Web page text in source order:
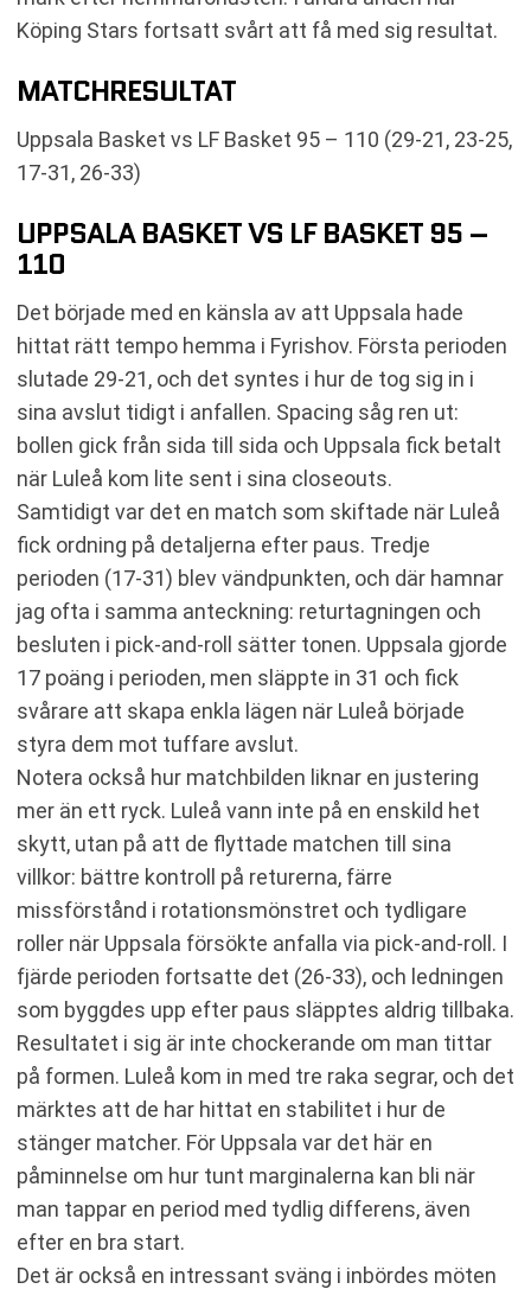
Köping Stars fortsatt svårt att få med sig resultat.
MATCHRESULTAT
Uppsala Basket vs LF Basket 95 – 110 (29-21, 23-25,
17-31, 26-33)
UPPSALA BASKET VS LF BASKET 95 –
110
Det började med en känsla av att Uppsala hade
hittat rätt tempo hemma i Fyrishov. Första perioden
slutade 29-21, och det syntes i hur de tog sig in i
sina avslut tidigt i anfallen. Spacing såg ren ut:
bollen gick från sida till sida och Uppsala fick betalt
när Luleå kom lite sent i sina closeouts.
Samtidigt var det en match som skiftade när Luleå
fick ordning på detaljerna efter paus. Tredje
perioden (17-31) blev vändpunkten, och där hamnar
jag ofta i samma anteckning: returtagningen och
besluten i pick-and-roll sätter tonen. Uppsala gjorde
17 poäng i perioden, men släppte in 31 och fick
svårare att skapa enkla lägen när Luleå började
styra dem mot tuffare avslut.
Notera också hur matchbilden liknar en justering
mer än ett ryck. Luleå vann inte på en enskild het
skytt, utan på att de flyttade matchen till sina
villkor: bättre kontroll på returerna, färre
missförstånd i rotationsmönstret och tydligare
roller när Uppsala försökte anfalla via pick-and-roll. I
fjärde perioden fortsatte det (26-33), och ledningen
som byggdes upp efter paus släpptes aldrig tillbaka.
Resultatet i sig är inte chockerande om man tittar
på formen. Luleå kom in med tre raka segrar, och det
märktes att de har hittat en stabilitet i hur de
stänger matcher. För Uppsala var det här en
påminnelse om hur tunt marginalerna kan bli när
man tappar en period med tydlig differens, även
efter en bra start.
Det är också en intressant sväng i inbördes möten